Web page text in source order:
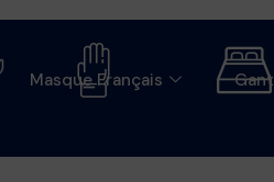
Masque Français